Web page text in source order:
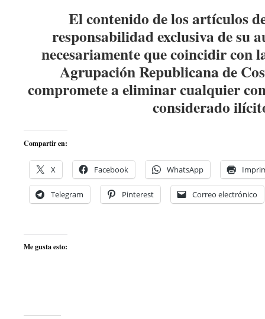
El contenido de los artículos
responsabilidad exclusiva de su
necesariamente que coincidir con
Agrupación Republicana de
compromete a eliminar cualquier
considerado
Compartir en:
X Facebook WhatsApp
Telegram Pinterest Correo electrónico
Me gusta esto: